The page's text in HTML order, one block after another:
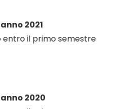
2021
il primo semestre
2020